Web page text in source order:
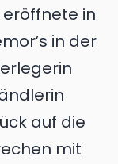
in
in der
auf die
mit